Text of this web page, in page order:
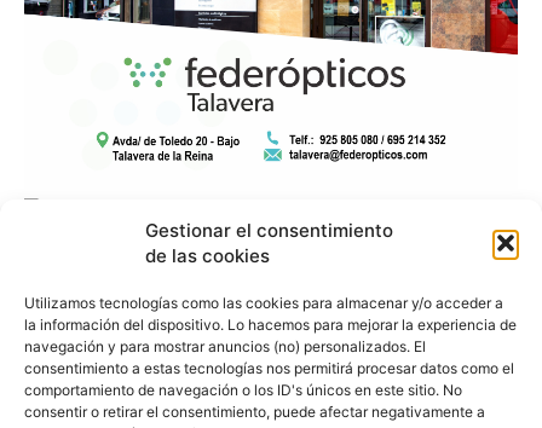
Gestionar el consentimiento
de las cookies
Utilizamos tecnologías como las cookies para almacenar y/o acceder a
la información del dispositivo. Lo hacemos para mejorar la experiencia de
navegación y para mostrar anuncios (no) personalizados. El
consentimiento a estas tecnologías nos permitirá procesar datos como el
comportamiento de navegación o los ID's únicos en este sitio. No
consentir o retirar el consentimiento, puede afectar negativamente a